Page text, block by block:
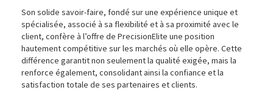
Son solide savoir-faire, fondé sur une expérience unique et
spécialisée, associé à sa flexibilité et à sa proximité avec le
client, confère à l’offre de PrecisionElite une position
hautement compétitive sur les marchés où elle opère. Cette
différence garantit non seulement la qualité exigée, mais la
renforce également, consolidant ainsi la confiance et la
satisfaction totale de ses partenaires et clients.